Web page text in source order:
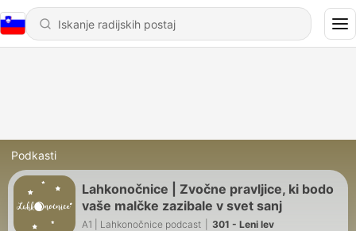
Podkasti
Lahkonočnice | Zvočne pravljice, ki bodo
vaše malčke zazibale v svet sanj
A1 | Lahkonočnice podcast 301 - Leni lev